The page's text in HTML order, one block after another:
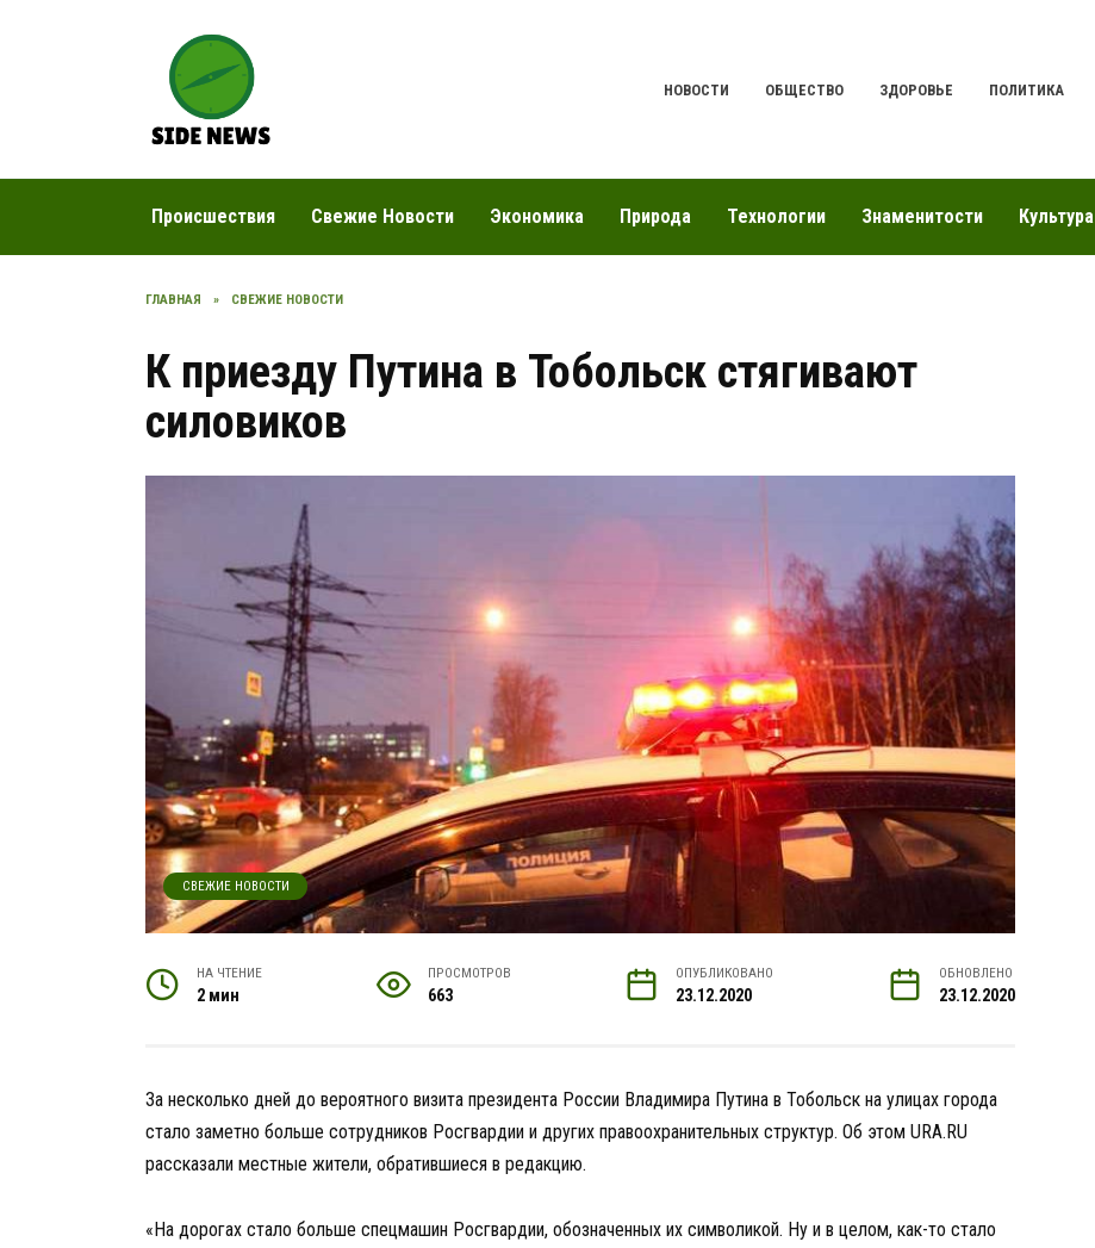
НОВОСТИ ОБЩЕСТВО ЗДОРОВЬЕ ПОЛИТИКА
Происшествия Свежие Новости Экономика Природа Технологии Знаменитости Культура
ГЛАВНАЯ » СВЕЖИЕ НОВОСТИ
К приезду Путина в Тобольск стягивают
силовиков
СВЕЖИЕ НОВОСТИ
НА ЧТЕНИЕ
2 мин
ПРОСМОТРОВ
663
ОПУБЛИКОВАНО
23.12.2020
ОБНОВЛЕНО
23.12.2020
За несколько дней до вероятного визита президента России Владимира Путина в Тобольск на улицах города
стало заметно больше сотрудников Росгвардии и других правоохранительных структур. Об этом URA.RU
рассказали местные жители, обратившиеся в редакцию.
«На дорогах стало больше спецмашин Росгвардии, обозначенных их символикой. Ну и в целом, как-то стало